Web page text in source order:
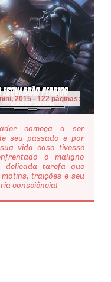
2015 - 122 páginas:
começa a ser
seu passado e por
vida caso tivesse
o maligno
delicada tarefa que
traições e seu
consciência!